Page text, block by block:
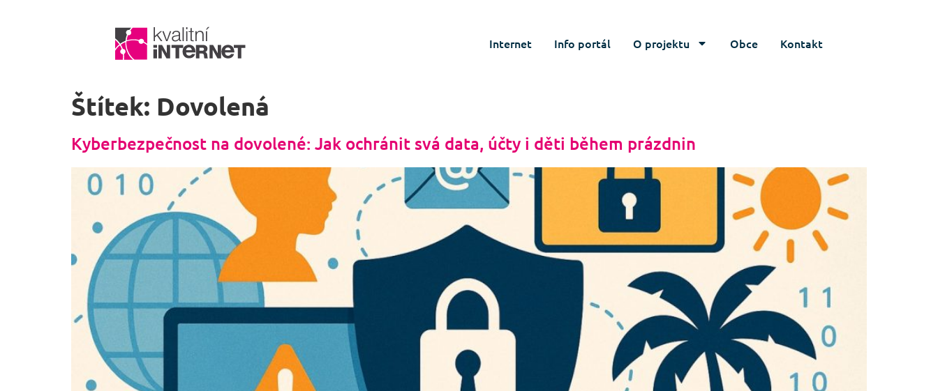
Internet Info portál O projektu Obce Kontakt
Štítek: Dovolená
Kyberbezpečnost na dovolené: Jak ochránit svá data, účty i děti během prázdnin